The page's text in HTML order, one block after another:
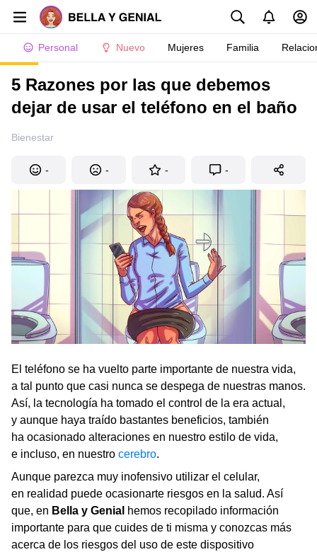
Personal Nuevo Mujeres Familia
5 Razones por las que debemos
dejar de usar el teléfono en el baño
Bienestar
- - - -
El teléfono se ha vuelto parte importante de nuestra vida,
a tal punto que casi nunca se despega de nuestras manos.
Así, la tecnología ha tomado el control de la era actual,
y aunque haya traído bastantes beneficios, también
ha ocasionado alteraciones en nuestro estilo de vida,
e incluso, en nuestro cerebro.
Aunque parezca muy inofensivo utilizar el celular,
en realidad puede ocasionarte riesgos en la salud. Así
que, en Bella y Genial hemos recopilado información
importante para que cuides de ti misma y conozcas más
acerca de los riesgos del uso de este dispositivo